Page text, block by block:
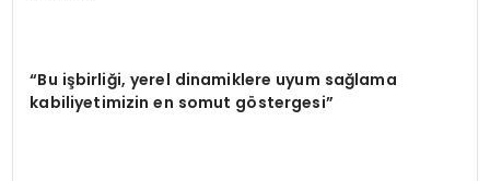
“Bu işbirliği, yerel dinamiklere uyum sağlama
kabiliyetimizin en somut göstergesi”